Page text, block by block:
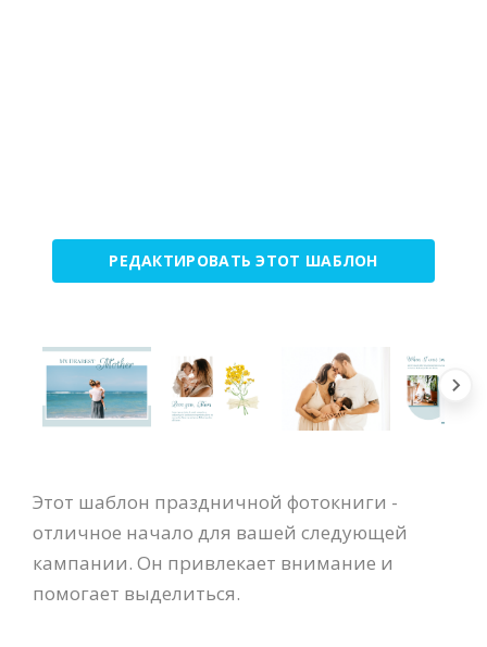
РЕДАКТИРОВАТЬ ЭТОТ ШАБЛОН
Этот шаблон праздничной фотокниги -
отличное начало для вашей следующей
кампании. Он привлекает внимание и
помогает выделиться.